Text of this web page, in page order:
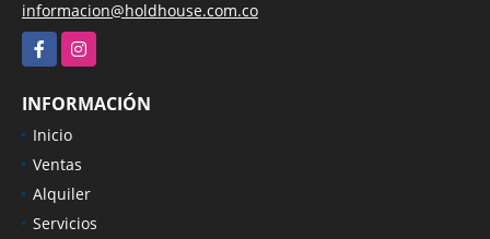
EMAIL
informacion@holdhouse.com.co
FacebookInstagram
INFORMACIÓN
Inicio
Ventas
Alquiler